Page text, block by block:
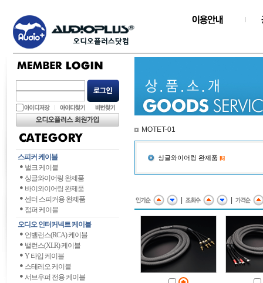
스피커 케이블
벌크 케이블
싱글와이어링 완제품
바이와이어링 완제품
센터 스피커용 완제품
점퍼 케이블
오디오 인터커넥트 케이블
언밸런스(RCA) 케이블
밸런스(XLR) 케이블
Y 타입 케이블
스테레오 케이블
서브우퍼 전용 케이블
MOTET-01
싱글와이어링 완제품 [6]
| |